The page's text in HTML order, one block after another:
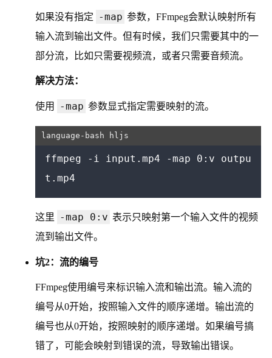
如果没有指定 -map 参数，FFmpeg会默认映射所有
输入流到输出文件。但有时候，我们只需要其中的一
部分流，比如只需要视频流，或者只需要音频流。
解决方法：
使用 -map 参数显式指定需要映射的流。
ffmpeg -i input.mp4 -map 0:v outpu
这里 -map 0:v 表示只映射第一个输入文件的视频
流到输出文件。
坑2：流的编号
FFmpeg使用编号来标识输入流和输出流。输入流的
编号从0开始，按照输入文件的顺序递增。输出流的
编号也从0开始，按照映射的顺序递增。如果编号搞
错了，可能会映射到错误的流，导致输出错误。